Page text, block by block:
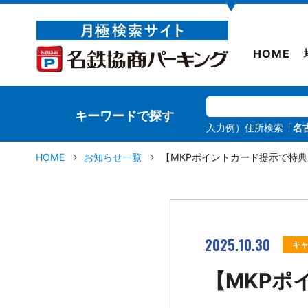
▼
HOME
キーワードで探す
入力例）住所検索「名
HOME お知らせ一覧 【MKPポイントカード提示で特
2025.10.30 キ
【MKP